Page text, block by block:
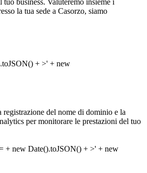
business. Valuteremo insieme i
la tua sede a Casorzo, siamo
del nome di dominio e la
per monitorare le prestazioni del tuo